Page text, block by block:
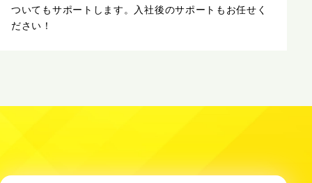
ついてもサポートします。
入社後のサポートもお任せく
ださい！